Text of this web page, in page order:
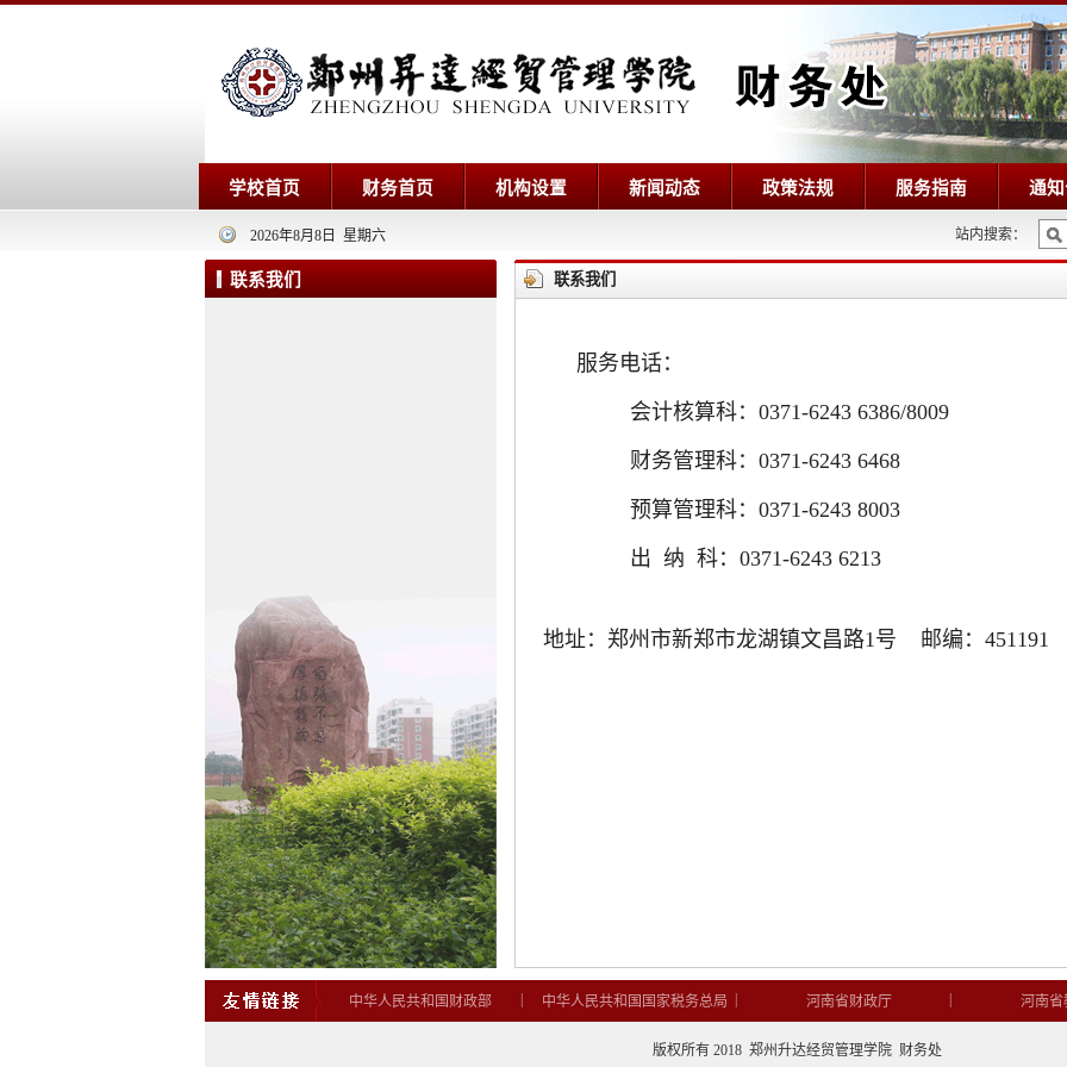
学校首页 财务首页 机构设置 新闻动态 政策法规 服务指南 通
2026年8月8日 星期六 站内搜索：
联系我们 联系我们
服务电话：
会计核算科：0371-6243 6386/8009
财务管理科：0371-6243 6468
预算管理科：0371-6243 8003
出 纳 科：0371-6243 6213
地址：郑州市新郑市龙湖镇文昌路1号 邮编：451191
中华人民共和国财政部 中华人民共和国国家税务总局 河南省财政厅 河南省
版权所有 2018 郑州升达经贸管理学院 财务处